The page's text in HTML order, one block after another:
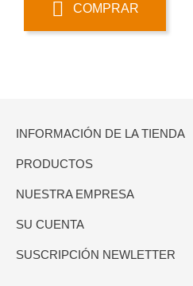
COMPRAR
INFORMACIÓN DE LA TIENDA
PRODUCTOS
NUESTRA EMPRESA
SU CUENTA
SUSCRIPCIÓN NEWLETTER